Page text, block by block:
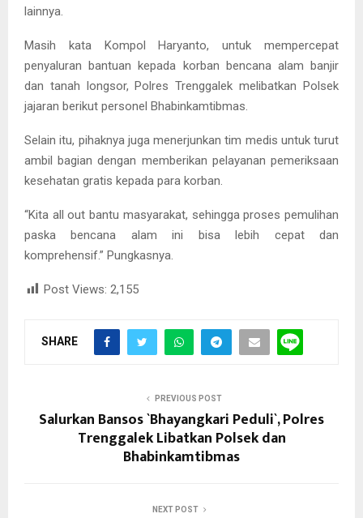
lainnya.
Masih kata Kompol Haryanto, untuk mempercepat
penyaluran bantuan kepada korban bencana alam banjir
dan tanah longsor, Polres Trenggalek melibatkan Polsek
jajaran berikut personel Bhabinkamtibmas.
Selain itu, pihaknya juga menerjunkan tim medis untuk turut
ambil bagian dengan memberikan pelayanan pemeriksaan
kesehatan gratis kepada para korban.
“Kita all out bantu masyarakat, sehingga proses pemulihan
paska bencana alam ini bisa lebih cepat dan
komprehensif.” Pungkasnya.
Post Views: 2,155
SHARE
PREVIOUS POST
Salurkan Bansos `Bhayangkari Peduli`, Polres
Trenggalek Libatkan Polsek dan
Bhabinkamtibmas
NEXT POST